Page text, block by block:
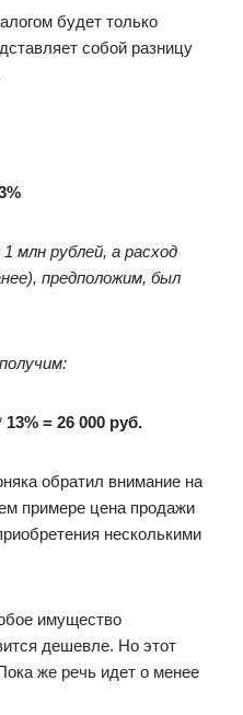
будет только
собой разницу
млн рублей, а расход
предположим, был
13% = 26 000 руб.
обратил внимание на
примере цена продажи
несколькими
имущество
дешевле. Но этот
же речь идет о менее